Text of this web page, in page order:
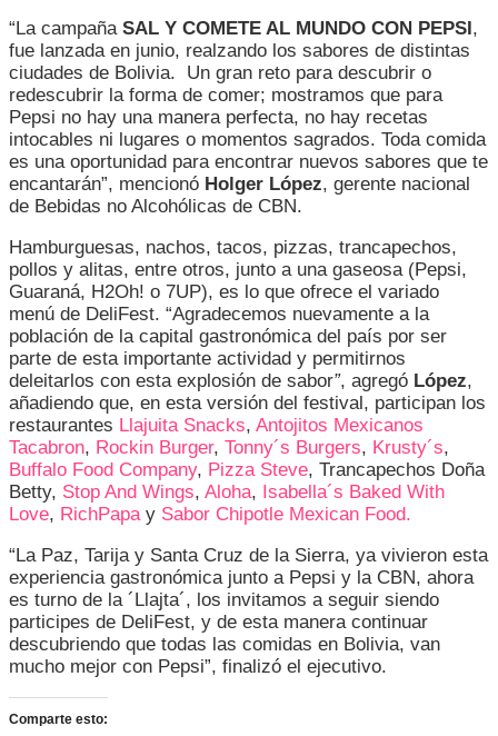
“La campaña SAL Y COMETE AL MUNDO CON PEPSI ,
fue lanzada en junio, realzando los sabores de distintas
ciudades de Bolivia. Un gran reto para descubrir o
redescubrir la forma de comer; mostramos que para
Pepsi no hay una manera perfecta, no hay recetas
intocables ni lugares o momentos sagrados. Toda comida
es una oportunidad para encontrar nuevos sabores que te
encantarán”, mencionó Holger López, gerente nacional
de Bebidas no Alcohólicas de CBN.
Hamburguesas, nachos, tacos, pizzas, trancapechos,
pollos y alitas, entre otros, junto a una gaseosa (Pepsi,
Guaraná, H2Oh! o 7UP), es lo que ofrece el variado
menú de DeliFest. “Agradecemos nuevamente a la
población de la capital gastronómica del país por ser
parte de esta importante actividad y permitirnos
deleitarlos con esta explosión de sabor”, agregó López,
añadiendo que, en esta versión del festival, participan los
restaurantes Llajuita Snacks, Antojitos Mexicanos
Tacabron, Rockin Burger, Tonny´s Burgers, Krusty´s,
Buffalo Food Company, Pizza Steve, Trancapechos Doña
Betty, Stop And Wings, Aloha, Isabella´s Baked With
Love, RichPapay Sabor Chipotle Mexican Food.
“La Paz, Tarija y Santa Cruz de la Sierra, ya vivieron esta
experiencia gastronómica junto a Pepsi y la CBN, ahora
es turno de la ´Llajta´, los invitamos a seguir siendo
participes de DeliFest, y de esta manera continuar
descubriendo que todas las comidas en Bolivia, van
mucho mejor con Pepsi”, finalizó el ejecutivo.
Comparte esto: